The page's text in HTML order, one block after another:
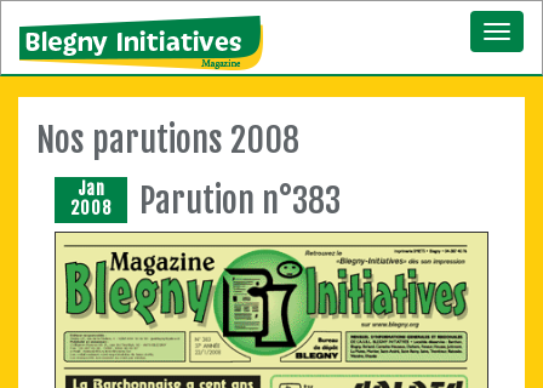
Nos parutions 2008
Jan
2008
Parution n°383